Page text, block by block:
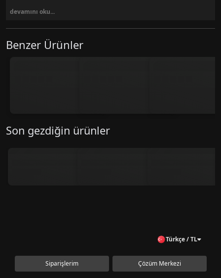
devamını oku...
Benzer Ürünler
Son gezdiğin ürünler
Türkçe / TL
Siparişlerim Çözüm Merkezi